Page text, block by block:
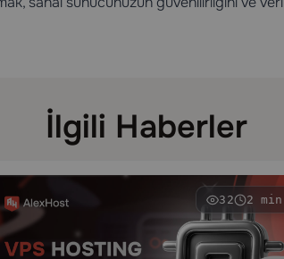
İlgili Haberler
32 2 min